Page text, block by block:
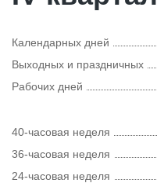
Календарных дней
Выходных и праздничных
Рабочих дней
40-часовая неделя
36-часовая неделя
24-часовая неделя